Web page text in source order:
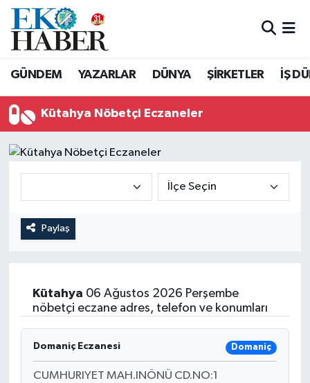
GÜNDEM YAZARLAR DÜNYA ŞİRKETLER İŞ
Kütahya Nöbetçi Eczaneler
Paylaş
Kütahya 06 Ağustos 2026 Perşembe
nöbetçi eczane adres, telefon ve konumları
Domaniç Eczanesi Domaniç
CUMHURIYET MAH.INÖNÜ CD.NO:1
Hava Durumu
Süper Lig Puan Durumu ve Fikstür
Tüm Manşetler
Haber Arşivi